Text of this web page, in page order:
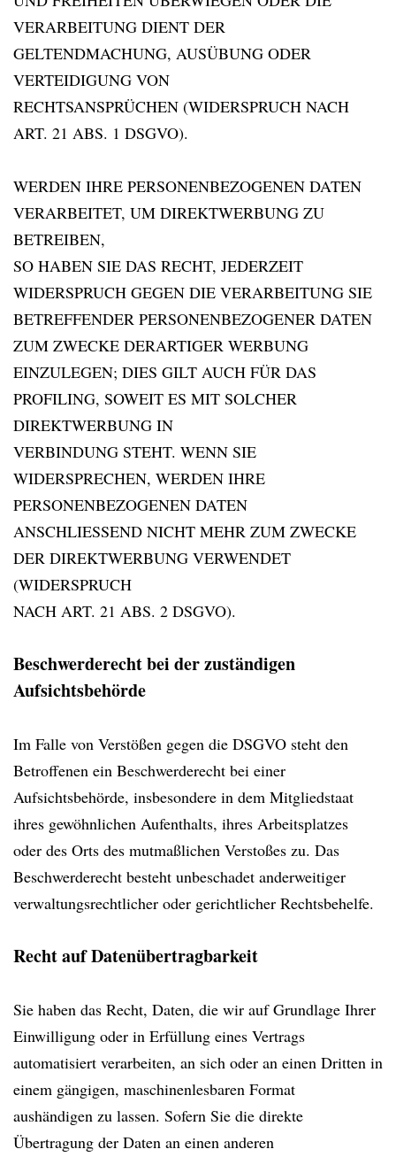
VERARBEITUNG DIENT DER
GELTENDMACHUNG, AUSÜBUNG ODER
VERTEIDIGUNG VON
RECHTSANSPRÜCHEN (WIDERSPRUCH NACH
ART. 21 ABS. 1 DSGVO).
WERDEN IHRE PERSONENBEZOGENEN DATEN
VERARBEITET, UM DIREKTWERBUNG ZU
BETREIBEN,
SO HABEN SIE DAS RECHT, JEDERZEIT
WIDERSPRUCH GEGEN DIE VERARBEITUNG SIE
BETREFFENDER PERSONENBEZOGENER DATEN
ZUM ZWECKE DERARTIGER WERBUNG
EINZULEGEN; DIES GILT AUCH FÜR DAS
PROFILING, SOWEIT ES MIT SOLCHER
DIREKTWERBUNG IN
VERBINDUNG STEHT. WENN SIE
WIDERSPRECHEN, WERDEN IHRE
PERSONENBEZOGENEN DATEN
ANSCHLIESSEND NICHT MEHR ZUM ZWECKE
DER DIREKTWERBUNG VERWENDET
(WIDERSPRUCH
NACH ART. 21 ABS. 2 DSGVO).
Beschwerderecht bei der zuständigen
Aufsichtsbehörde
Im Falle von Verstößen gegen die DSGVO steht den
Betroffenen ein Beschwerderecht bei einer
Aufsichtsbehörde, insbesondere in dem Mitgliedstaat
ihres gewöhnlichen Aufenthalts, ihres Arbeitsplatzes
oder des Orts des mutmaßlichen Verstoßes zu. Das
Beschwerderecht besteht unbeschadet anderweitiger
verwaltungsrechtlicher oder gerichtlicher Rechtsbehelfe.
Recht auf Datenübertragbarkeit
Sie haben das Recht, Daten, die wir auf Grundlage Ihrer
Einwilligung oder in Erfüllung eines Vertrags
automatisiert verarbeiten, an sich oder an einen Dritten in
einem gängigen, maschinenlesbaren Format
aushändigen zu lassen. Sofern Sie die direkte
Übertragung der Daten an einen anderen